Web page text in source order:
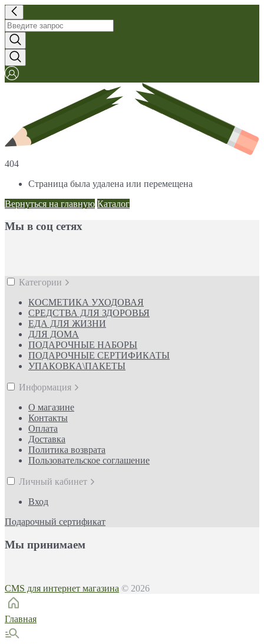
404
Страница была удалена или перемещена
Вернуться на главную Каталог
Мы в соц сетях
Категории
КОСМЕТИКА УХОДОВАЯ
СРЕДСТВА ДЛЯ ЗДОРОВЬЯ
ЕДА ДЛЯ ЖИЗНИ
ДЛЯ ДОМА
ПОДАРОЧНЫЕ НАБОРЫ
ПОДАРОЧНЫЕ СЕРТИФИКАТЫ
УПАКОВКА\ПАКЕТЫ
Информация
О магазине
Контакты
Оплата
Доставка
Политика возврата
Пользовательское соглашение
Личный кабинет
Вход
Подарочный сертификат
Мы принимаем
CMS для интернет магазина © 2026
Главная